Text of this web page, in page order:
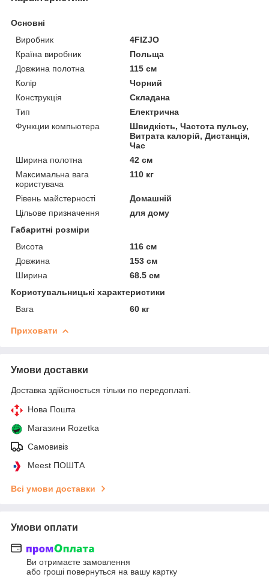
Основні
Виробник
4FIZJO
Країна виробник
Польща
Довжина полотна
115 см
Колір
Чорний
Конструкція
Складана
Тип
Електрична
Функции компьютера
Швидкість, Частота пульсу,
Витрата калорій, Дистанція,
Час
Ширина полотна
42 см
Максимальна вага
користувача
110 кг
Рівень майстерності
Домашній
Цільове призначення
для дому
Габаритні розміри
Висота
116 см
Довжина
153 см
Ширина
68.5 см
Користувальницькі характеристики
Вага
60 кг
Приховати
Умови доставки
Доставка здійснюється тільки по передоплаті.
Нова Пошта
Магазини Rozetka
Самовивіз
Meest ПОШТА
Всі умови доставки
Умови оплати
Ви отримаєте замовлення
або гроші повернуться на вашу картку